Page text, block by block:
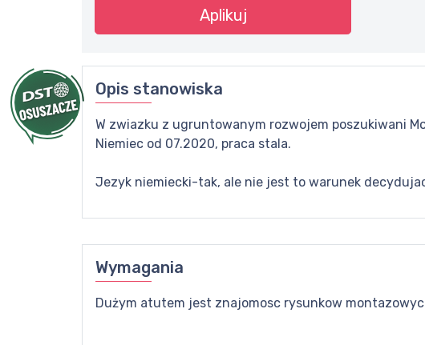
Aplikuj
Opis stanowiska
W zwiazku z ugruntowanym rozwojem poszukiwani
Niemiec od 07.2020, praca stala.
Jezyk niemiecki-tak, ale nie jest to warunek
Wymagania
Dużym atutem jest znajomosc rysunkow